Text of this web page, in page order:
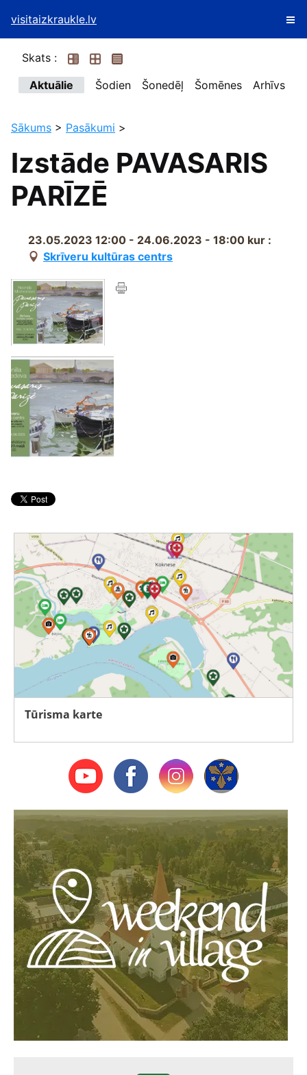
visitaizkraukle.lv
Skats :
Aktuālie
Šodien Šonedēļ Šomēnes Arhīvs
Sākums > Pasākumi >
Izstāde PAVASARIS
PARĪZĒ
23.05.2023 12:00 - 24.06.2023 - 18:00 kur :
Skrīveru kultūras centrs
Tūrisma karte